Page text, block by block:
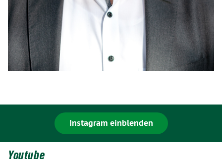
Instagram einblenden
Youtube